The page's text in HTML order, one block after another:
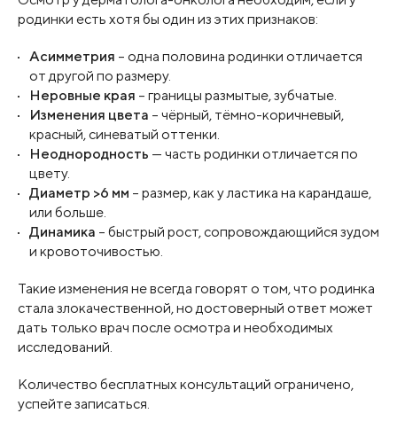
родинки есть хотя бы один из этих признаков:
Асимметрия – одна половина родинки отличается
от другой по размеру.
Неровные края – границы размытые, зубчатые.
Изменения цвета – чёрный, тёмно-коричневый,
красный, синеватый оттенки.
Неоднородность — часть родинки отличается по
цвету.
Диаметр >6 мм – размер, как у ластика на карандаше,
или больше.
Динамика – быстрый рост, сопровождающийся зудом
и кровоточивостью.
Такие изменения не всегда говорят о том, что родинка
стала злокачественной, но достоверный ответ может
дать только врач после осмотра и необходимых
исследований.
Количество бесплатных консультаций ограничено,
успейте записаться.